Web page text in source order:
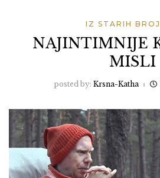
IZ STARIH
NAJINTIMNIJE
MISLI
posted by: Krsna-Katha